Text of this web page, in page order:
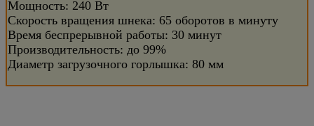
Мощность: 240 Вт
Скорость вращения шнека: 65 оборотов в минуту
Время беспрерывной работы: 30 минут
Производительность: до 99%
Диаметр загрузочного горлышка: 80 мм